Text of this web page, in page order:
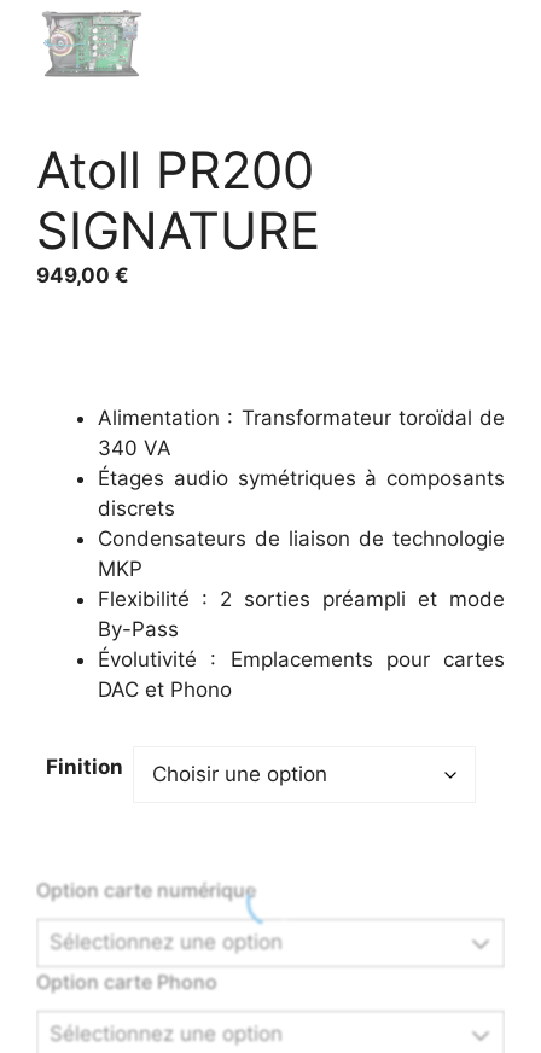
Atoll PR200
SIGNATURE
949,00 €
Alimentation : Transformateur toroïdal de
340 VA
Étages audio symétriques à composants
discrets
Condensateurs de liaison de technologie
MKP
Flexibilité : 2 sorties préampli et mode
By-Pass
Évolutivité : Emplacements pour cartes
DAC et Phono
Finition
Option carte numérique
Sélectionnez une option
Option carte Phono
Sélectionnez une option